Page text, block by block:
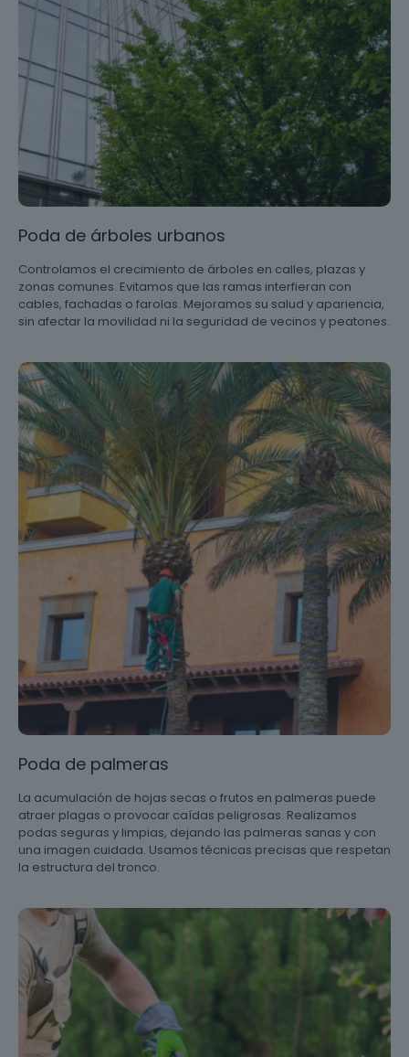
Poda de árboles urbanos
Controlamos el crecimiento de árboles en calles, plazas y
zonas comunes. Evitamos que las ramas interfieran con
cables, fachadas o farolas. Mejoramos su salud y apariencia,
sin afectar la movilidad ni la seguridad de vecinos y peatones.
Poda de palmeras
La acumulación de hojas secas o frutos en palmeras puede
atraer plagas o provocar caídas peligrosas. Realizamos
podas seguras y limpias, dejando las palmeras sanas y con
una imagen cuidada. Usamos técnicas precisas que respetan
la estructura del tronco.